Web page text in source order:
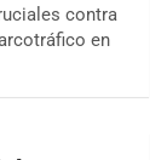
contra
en